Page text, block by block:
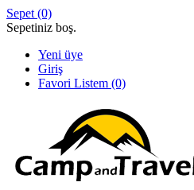
Sepet (0)
Sepetiniz boş.
Yeni üye
Giriş
Favori Listem (0)